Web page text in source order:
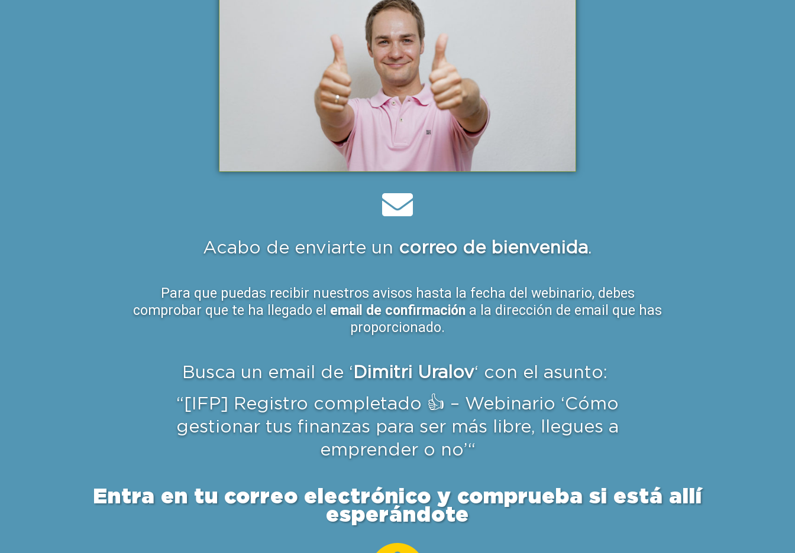
Acabo de enviarte un correo de bienvenida.
Para que puedas recibir nuestros avisos hasta la fecha del webinario, debes
comprobar que te ha llegado el email de confirmación a la dirección de email que has
proporcionado.
Busca un email de ‘ Dimitri Uralov‘ con el asunto:
“[IFP] Registro completado 👍 – Webinario ‘Cómo
gestionar tus finanzas para ser más libre, llegues a
emprender o no’“
Entra en tu correo electrónico y comprueba si está allí
esperándote